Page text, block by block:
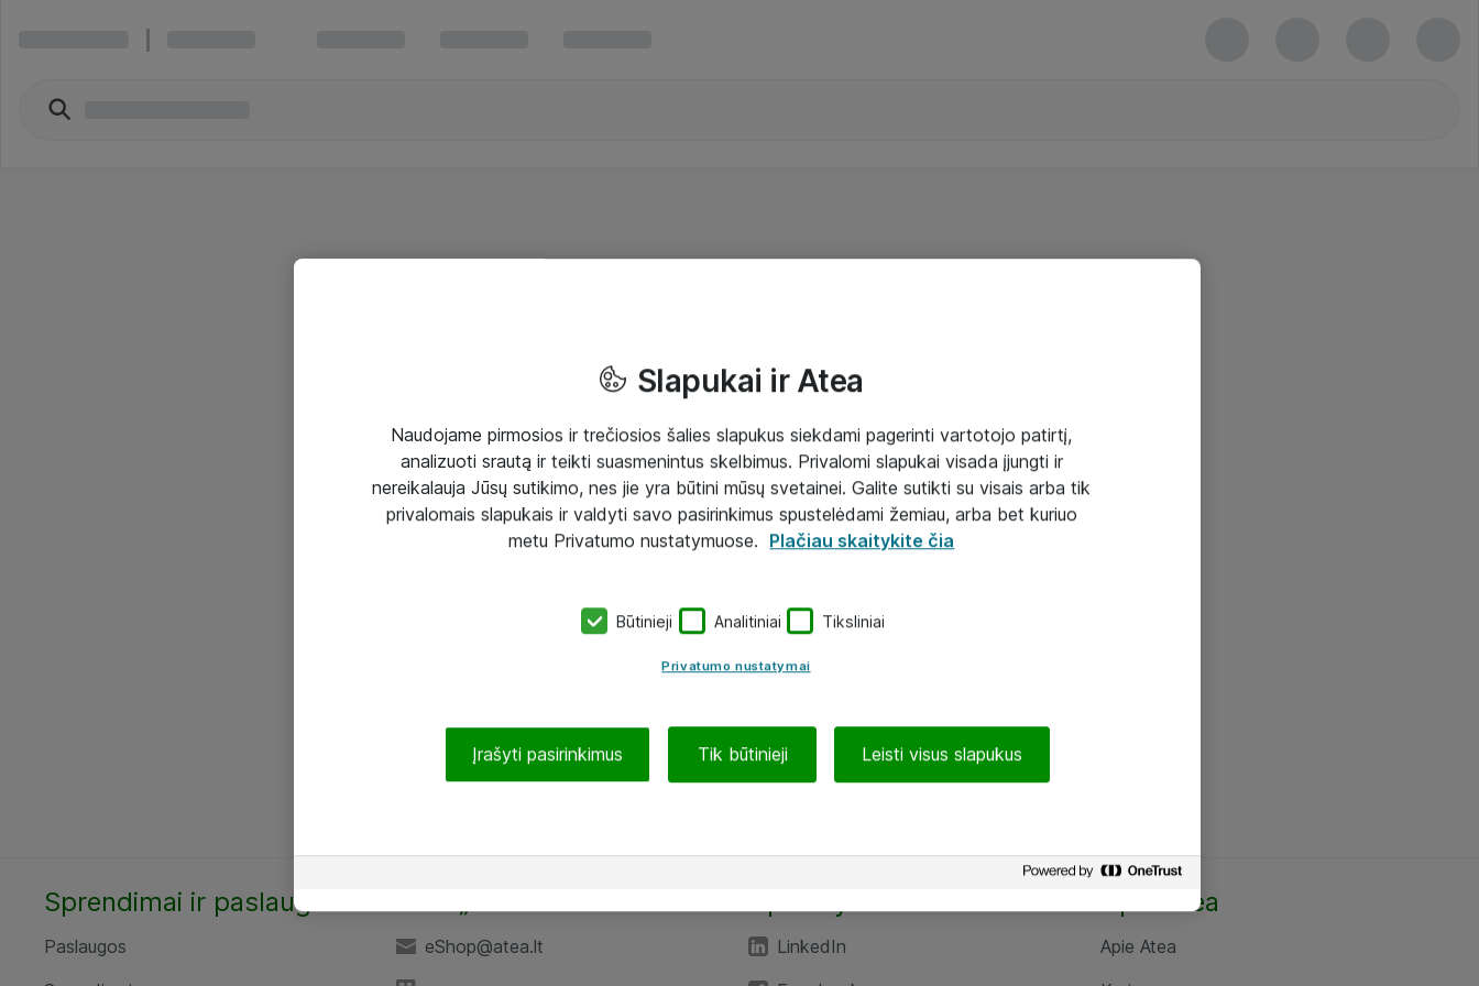
Sprendimai ir paslaugos
Paslaugos
eShop@atea.lt
LinkedIn
Apie Atea
Apie Atea
Slapukai ir Atea
Naudojame pirmosios ir trečiosios šalies slapukus siekdami pagerinti vartotojo patirtį,
analizuoti srautą ir teikti suasmenintus skelbimus. Privalomi slapukai visada įjungti ir
nereikalauja Jūsų sutikimo, nes jie yra būtini mūsų svetainei. Galite sutikti su visais arba tik
privalomais slapukais ir valdyti savo pasirinkimus spustelėdami žemiau, arba bet kuriuo
metu Privatumo nustatymuose. Plačiau skaitykite čia
Būtinieji Analitiniai Tiksliniai
Privatumo nustatymai
Įrašyti pasirinkimus Tik būtinieji Leisti visus slapukus